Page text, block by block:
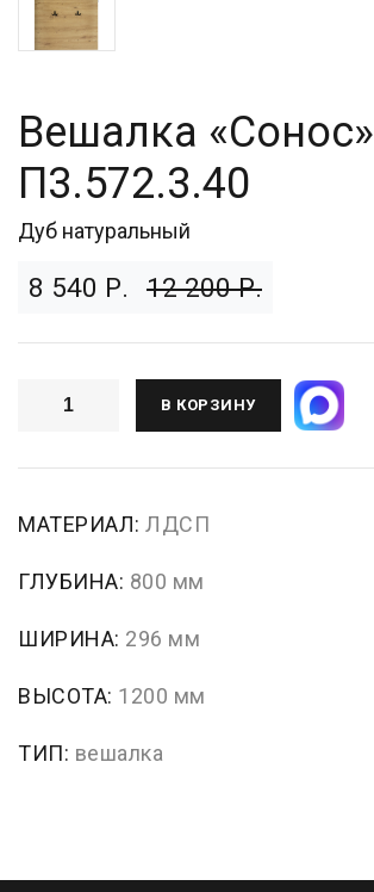
Вешалка «Сонос»
П3.572.3.40
Дуб натуральный
8 540 Р. 12 200 Р.
В КОРЗИНУ
МАТЕРИАЛ: ЛДСП
ГЛУБИНА: 800 мм
ШИРИНА: 296 мм
ВЫСОТА: 1200 мм
ТИП: вешалка